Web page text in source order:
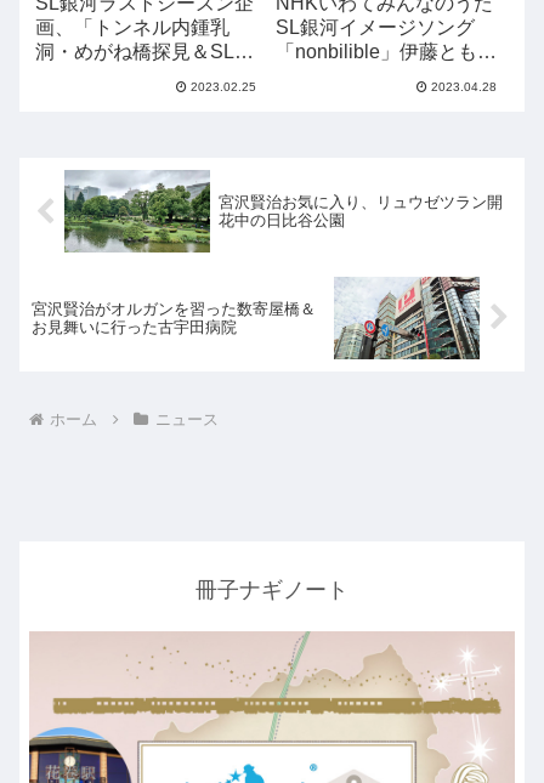
画、「トンネル内鍾乳
洞・めがね橋探見＆SL銀
2023.02.25
SL銀河イメージソング
「nonbilible」伊藤とも
2023.04.28
宮沢賢治お気に入り、リュウゼツラン開
花中の日比谷公園
宮沢賢治がオルガンを習った数寄屋橋＆
お見舞いに行った古宇田病院
ホーム ニュース
冊子ナギノート